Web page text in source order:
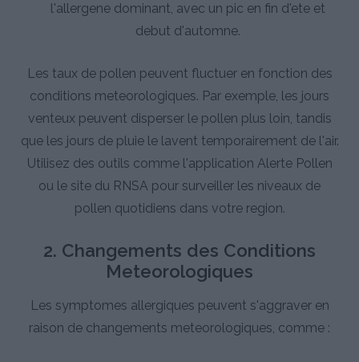
l'allergene dominant, avec un pic en fin d'ete et
debut d'automne.
Les taux de pollen peuvent fluctuer en fonction des
conditions meteorologiques. Par exemple, les jours
venteux peuvent disperser le pollen plus loin, tandis
que les jours de pluie le lavent temporairement de l'air.
Utilisez des outils comme l'application Alerte Pollen
ou le site du RNSA pour surveiller les niveaux de
pollen quotidiens dans votre region.
2. Changements des Conditions
Meteorologiques
Les symptomes allergiques peuvent s'aggraver en
raison de changements meteorologiques, comme :